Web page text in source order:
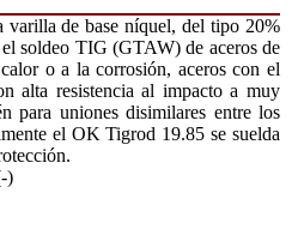
de base níquel, del tipo 20%
soldeo TIG (GTAW) de aceros de
o a la corrosión, aceros con el
alta resistencia al impacto a muy
para uniones disimilares entre los
el OK Tigrod 19.85 se suelda
)